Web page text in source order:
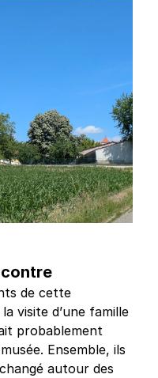
de cette
visite d’une famille
probablement
Ensemble, ils
autour des